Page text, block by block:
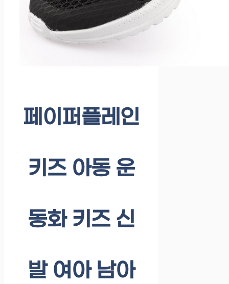
페이퍼플레인
키즈 아동 운
동화 키즈 신
발 여아 남아